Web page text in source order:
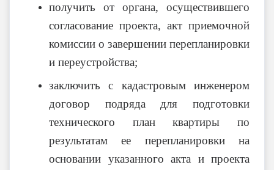
получить от органа, осуществившего
согласование проекта, акт приемочной
комиссии о завершении перепланировки
и переустройства;
заключить с кадастровым инженером
договор подряда для подготовки
технического план квартиры по
результатам ее перепланировки на
основании указанного акта и проекта